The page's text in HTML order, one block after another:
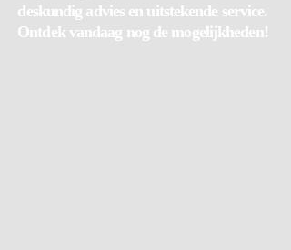
deskundig advies en uitstekende service.
Ontdek vandaag nog de mogelijkheden!